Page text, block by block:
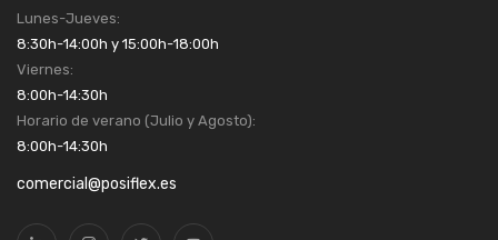
Lunes-Jueves:
8:30h-14:00h y 15:00h-18:00h
Viernes:
8:00h-14:30h
Horario de verano (Julio y Agosto):
8:00h-14:30h
comercial@posiflex.es